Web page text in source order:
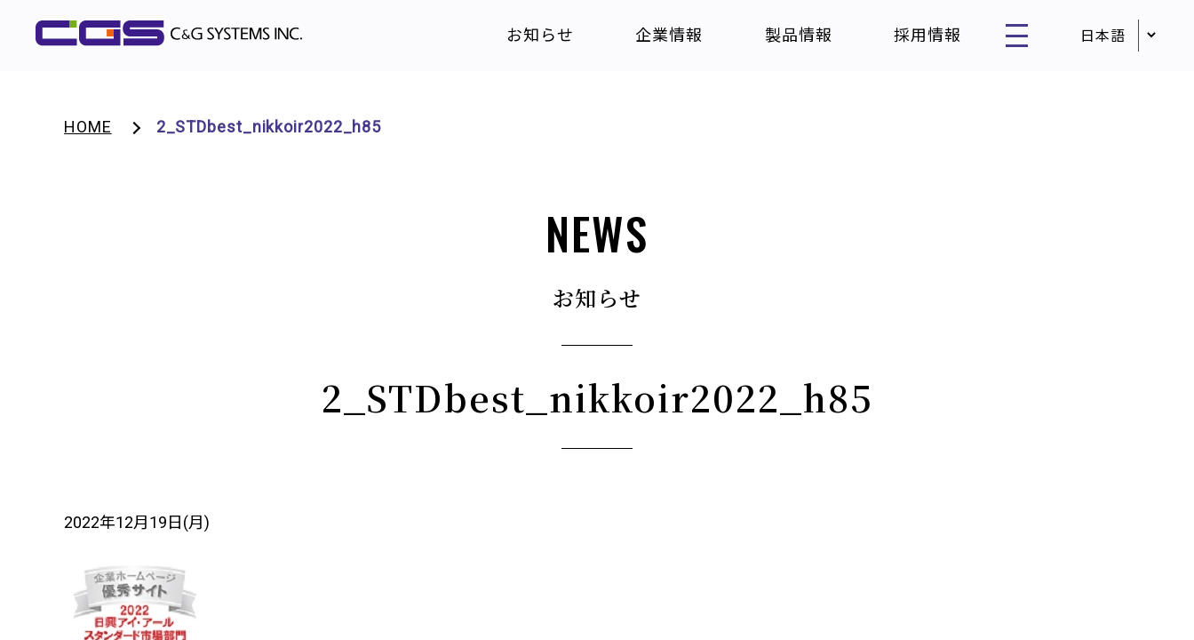
お知らせ 企業情報 製品情報 採用情報
HOME 2_STDbest_nikkoir2022_h85
NEWS
お知らせ
2_STDbest_nikkoir2022_h85
2022年12月19日(月)